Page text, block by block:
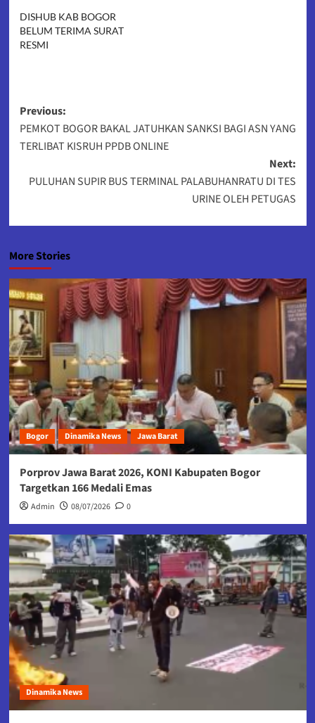
DISHUB KAB BOGOR
BELUM TERIMA SURAT
RESMI
Post
navigation
Previous:
PEMKOT BOGOR BAKAL JATUHKAN SANKSI BAGI ASN YANG
TERLIBAT KISRUH PPDB ONLINE
Next:
PULUHAN SUPIR BUS TERMINAL PALABUHANRATU DI TES
URINE OLEH PETUGAS
More Stories
Bogor Dinamika News Jawa Barat
Porprov Jawa Barat 2026, KONI Kabupaten Bogor
Targetkan 166 Medali Emas
Admin 08/07/2026 0
Dinamika News